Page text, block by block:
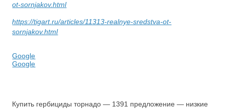
ot-sornjakov.html
https://tigart.ru/articles/11313-realnye-sredstva-ot-
sornjakov.html
Google
Google
Купить гербициды торнадо — 1391 предложение — низкие